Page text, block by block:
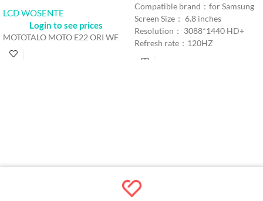
LCD WOSENTE
Login to see prices
MOTOTALO MOTO E22 ORI WF
Compatible brand：for Samsung
Screen Size： 6.8 inches
Resolution： 3088*1440 HD+
Refresh rate：120HZ
Quality Control：100% Working
Strictly Tested by Motherboard